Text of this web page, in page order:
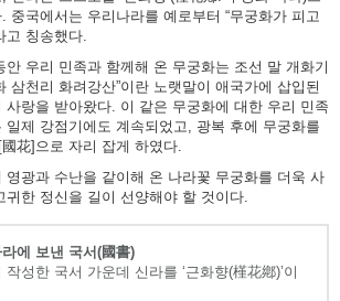
중국에서는 우리나라를 예로부터 “무궁화가 피고
고 칭송했다.
안 우리 민족과 함께해 온 무궁화는 조선 말 개화기
삼천리 화려강산”이란 노랫말이 애국가에 삽입된
사랑을 받아왔다. 이 같은 무궁화에 대한 우리 민족
일제 강점기에도 계속되었고, 광복 후에 무궁화를
花]으로 자리 잡게 하였다.
영광과 수난을 같이해 온 나라꽃 무궁화를 더욱 사
귀한 정신을 길이 선양해야 할 것이다.
에 보낸 국서(國書)
성한 국서 가운데 신라를 ‘근화향(槿花鄕)’이